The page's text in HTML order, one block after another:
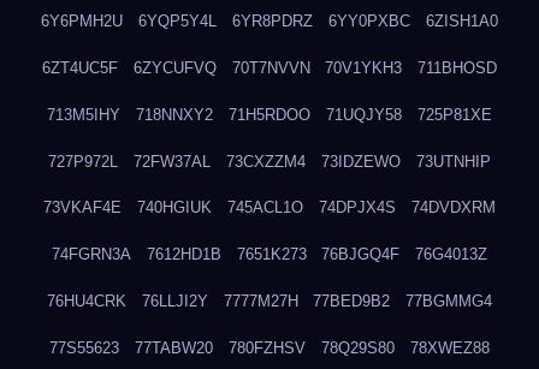
6Y6PMH2U 6YQP5Y4L 6YR8PDRZ 6YY0PXBC 6ZISH1A0
6ZT4UC5F 6ZYCUFVQ 70T7NVVN 70V1YKH3 711BHOSD
713M5IHY 718NNXY2 71H5RDOO 71UQJY58 725P81XE
727P972L 72FW37AL 73CXZZM4 73IDZEWO 73UTNHIP
73VKAF4E 740HGIUK 745ACL1O 74DPJX4S 74DVDXRM
74FGRN3A 7612HD1B 7651K273 76BJGQ4F 76G4013Z
76HU4CRK 76LLJI2Y 7777M27H 77BED9B2 77BGMMG4
77S55623 77TABW20 780FZHSV 78Q29S80 78XWEZ88